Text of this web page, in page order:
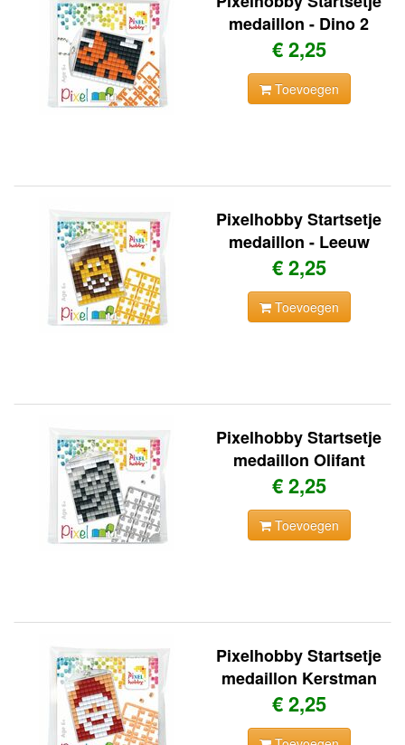
medaillon - Dino 2
€ 2,25
Toevoegen
Pixelhobby Startsetje
medaillon - Leeuw
€ 2,25
Toevoegen
Pixelhobby Startsetje
medaillon Olifant
€ 2,25
Toevoegen
Pixelhobby Startsetje
medaillon Kerstman
€ 2,25